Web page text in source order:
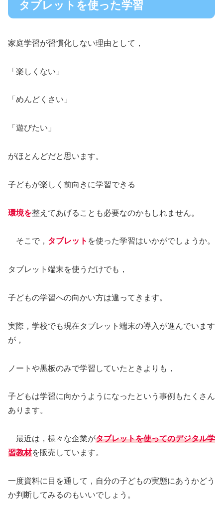
タブレットを使った学習
家庭学習が習慣化しない理由として，
「楽しくない」
「めんどくさい」
「遊びたい」
がほとんどだと思います。
子どもが楽しく前向きに学習できる
環境を整えてあげることも必要なのかもしれません。
そこで， タブレット を使った学習はいかがでしょうか。
タブレット端末を使うだけでも，
子どもの学習への向かい方は違ってきます。
実際，学校でも現在タブレット端末の導入が進んでいます
が，
ノートや黒板のみで学習していたときよりも，
子どもは学習に向かうようになったという事例もたくさん
あります。
最近は，様々な企業がタブレットを使ってのデジタル学
習教材を販売しています。
一度資料に目を通して，自分の子どもの実態にあうかどう
か判断してみるのもいいでしょう。